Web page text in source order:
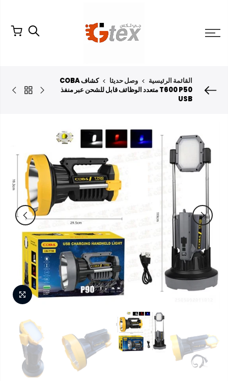
القائمة الرئيسية وصل حديثا
كشاف COBA
T600 P50 متعدد الوظائف قابل للشحن عبر منفذ
USB